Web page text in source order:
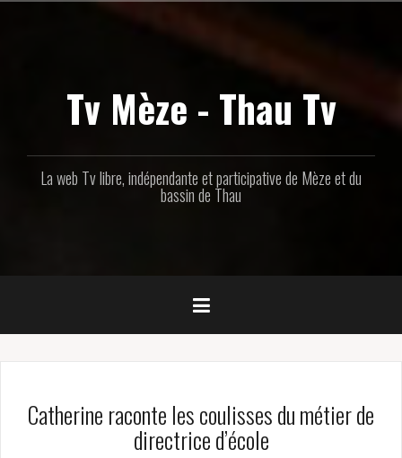
Tv Mèze - Thau Tv
La web Tv libre, indépendante et participative de Mèze et du
bassin de Thau
Catherine raconte les coulisses du métier de
directrice d’école